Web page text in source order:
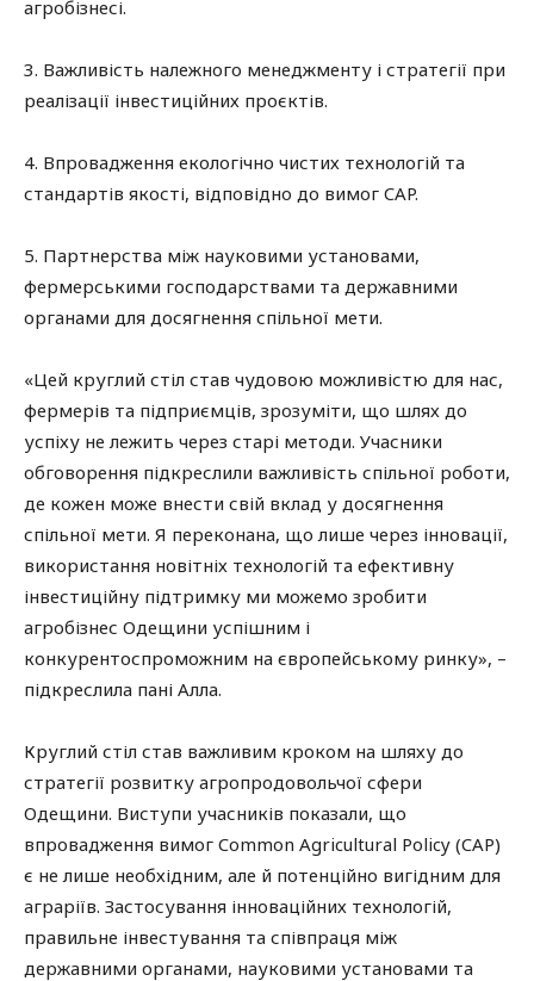
агробізнесі.
3. Важливість належного менеджменту і стратегії при
реалізації інвестиційних проєктів.
4. Впровадження екологічно чистих технологій та
стандартів якості, відповідно до вимог CAP.
5. Партнерства між науковими установами,
фермерськими господарствами та державними
органами для досягнення спільної мети.
«Цей круглий стіл став чудовою можливістю для нас,
фермерів та підприємців, зрозуміти, що шлях до
успіху не лежить через старі методи. Учасники
обговорення підкреслили важливість спільної роботи,
де кожен може внести свій вклад у досягнення
спільної мети. Я переконана, що лише через інновації,
використання новітніх технологій та ефективну
інвестиційну підтримку ми можемо зробити
агробізнес Одещини успішним і
конкурентоспроможним на європейському ринку», –
підкреслила пані Алла.
Круглий стіл став важливим кроком на шляху до
стратегії розвитку агропродовольчої сфери
Одещини. Виступи учасників показали, що
впровадження вимог Common Agricultural Policy (CAP)
є не лише необхідним, але й потенційно вигідним для
аграріїв. Застосування інноваційних технологій,
правильне інвестування та співпраця між
державними органами, науковими установами та